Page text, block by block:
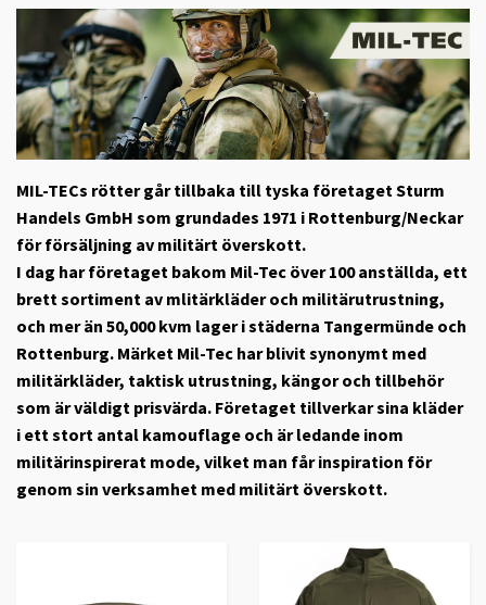
MIL-TECs rötter går tillbaka till tyska företaget Sturm
Handels GmbH som grundades 1971 i Rottenburg/Neckar
för försäljning av militärt överskott.
I dag har företaget bakom Mil-Tec över 100 anställda, ett
brett sortiment av mlitärkläder och militärutrustning,
och mer än 50,000 kvm lager i städerna Tangermünde och
Rottenburg. Märket Mil-Tec har blivit synonymt med
militärkläder, taktisk utrustning, kängor och tillbehör
som är väldigt prisvärda. Företaget tillverkar sina kläder
i ett stort antal kamouflage och är ledande inom
militärinspirerat mode, vilket man får inspiration för
genom sin verksamhet med militärt överskott.